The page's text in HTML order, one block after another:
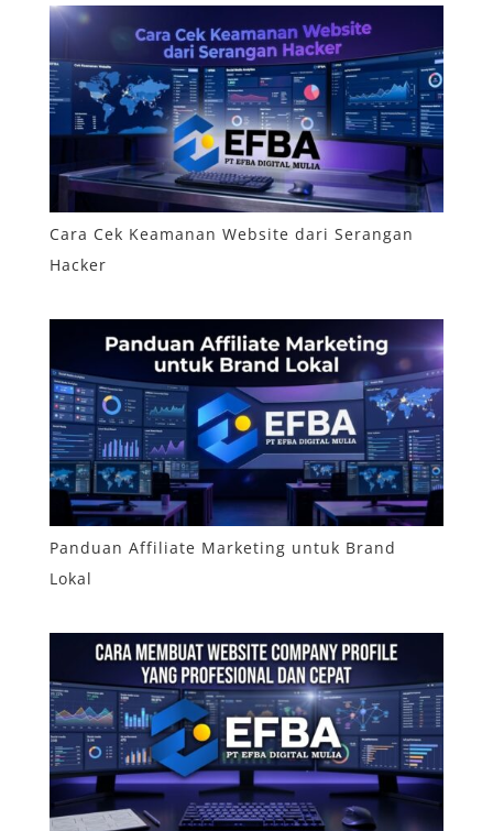
Cara Cek Keamanan Website dari Serangan
Hacker
Panduan Affiliate Marketing untuk Brand
Lokal